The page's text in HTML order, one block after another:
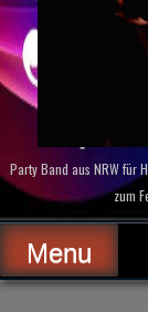
Party Band aus NRW für
zum
Menu